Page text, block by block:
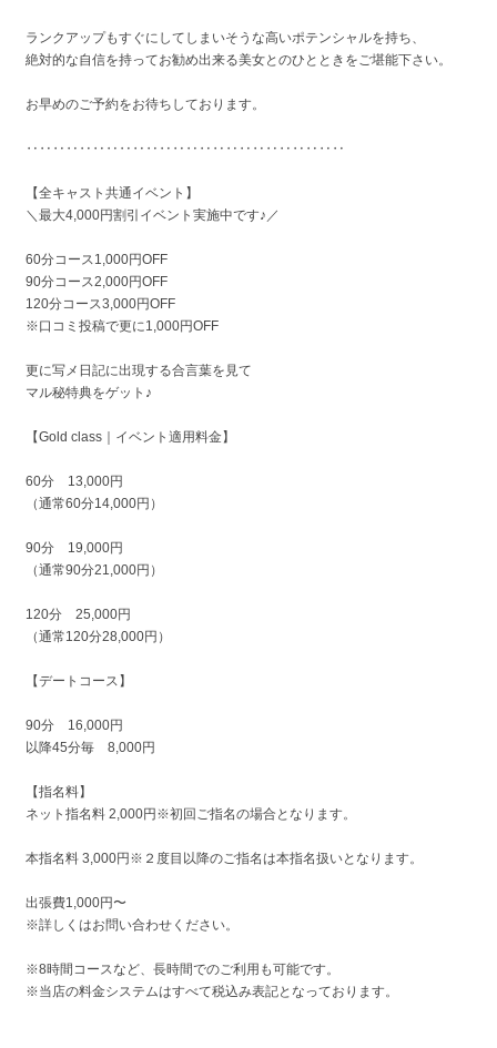
ランクアップもすぐにしてしまいそうな高いポテンシャルを持ち、
絶対的な自信を持ってお勧め出来る美女とのひとときをご堪能下さい。
お早めのご予約をお待ちしております。
‥‥‥‥‥‥‥‥‥‥‥‥‥‥‥‥‥‥‥‥‥‥‥‥
【全キャスト共通イベント】
＼最大4,000円割引イベント実施中です♪／
60分コース1,000円OFF
90分コース2,000円OFF
120分コース3,000円OFF
※口コミ投稿で更に1,000円OFF
更に写メ日記に出現する合言葉を見て
マル秘特典をゲット♪
【Gold class｜イベント適用料金】
60分 13,000円
（通常60分14,000円）
90分 19,000円
（通常90分21,000円）
120分 25,000円
（通常120分28,000円）
【デートコース】
90分 16,000円
以降45分毎 8,000円
【指名料】
ネット指名料 2,000円※初回ご指名の場合となります。
本指名料 3,000円※２度目以降のご指名は本指名扱いとなります。
出張費1,000円〜
※詳しくはお問い合わせください。
※8時間コースなど、長時間でのご利用も可能です。
※当店の料金システムはすべて税込み表記となっております。